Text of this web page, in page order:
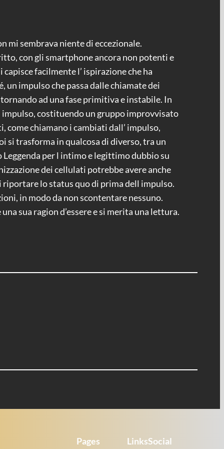
mi sembrava niente di eccezionale.
con gli smartphone ancora non potenti e
facilmente l’ ispirazione che ha
un impulso che passa dalle chiamate dei
ad una fase primitiva e instabile. In
costituendo un gruppo improvvisato
come chiamano i cambiati dall’ impulso,
si trasforma in qualcosa di diverso, tra un
Leggenda per l intimo e legittimo dubbio su
dei cellulati potrebbe avere anche
lo status quo di prima dell impulso.
in modo da non scontentare nessuno.
sua ragion d’essere e si merita una lettura.
Pages LinksSocial